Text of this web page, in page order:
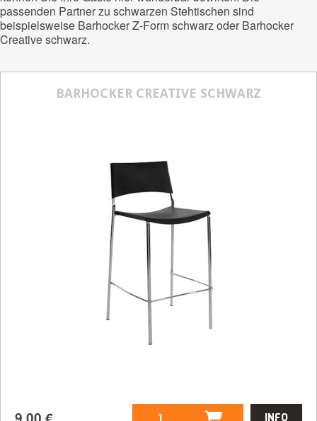
passenden Partner zu schwarzen Stehtischen sind
beispielsweise Barhocker Z-Form schwarz oder Barhocker
Creative schwarz.
BARHOCKER CREATIVE SCHWARZ
INFO